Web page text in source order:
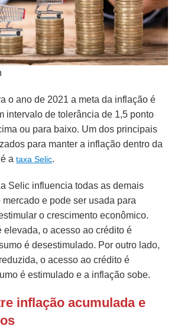
o ano de 2021 a meta da inflação é
intervalo de tolerância de 1,5 ponto
ou para baixo. Um dos principais
para manter a inflação dentro da
é ataxa Selic.
Selic influencia todas as demais
e pode ser usada para
o crescimento econômico.
elevada, o acesso ao crédito é
é desestimulado. Por outro lado,
o acesso ao crédito é
é estimulado e a inflação sobe.
inflação acumulada e